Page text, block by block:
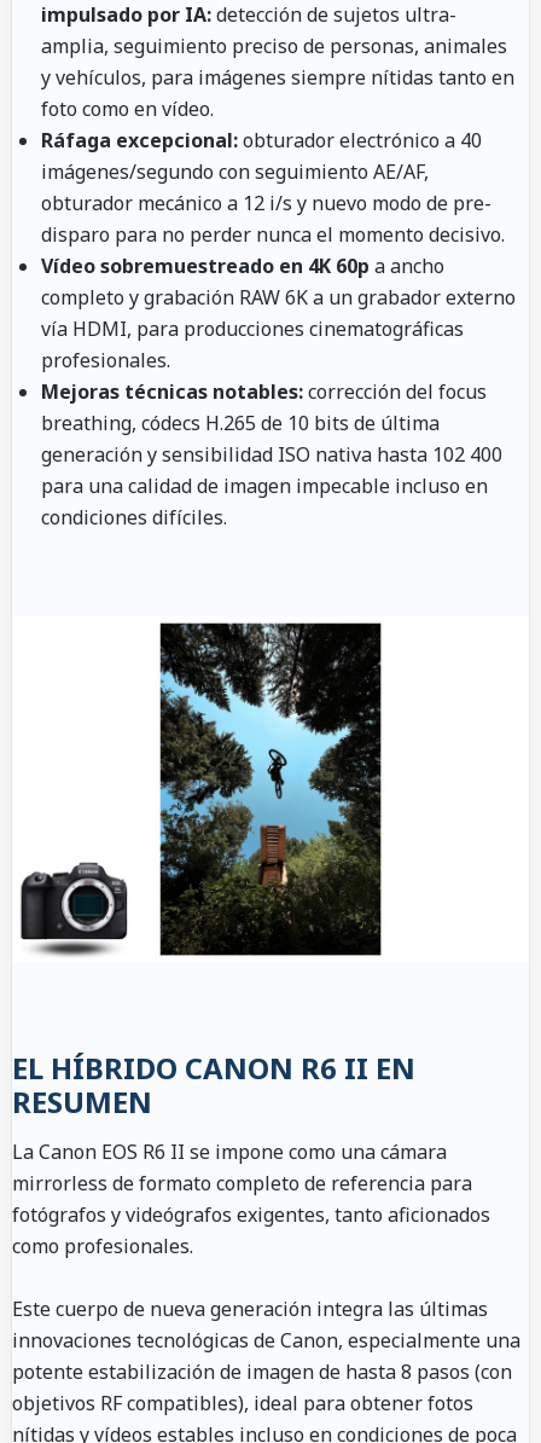
impulsado por IA:detección de sujetos ultra-
amplia, seguimiento preciso de personas, animales
y vehículos, para imágenes siempre nítidas tanto en
foto como en vídeo.
Ráfaga excepcional:obturador electrónico a 40
imágenes/segundo con seguimiento AE/AF,
obturador mecánico a 12 i/s y nuevo modo de pre-
disparo para no perder nunca el momento decisivo.
Vídeo sobremuestreado en 4K 60p a ancho
completo y grabación RAW 6K a un grabador externo
vía HDMI, para producciones cinematográficas
profesionales.
Mejoras técnicas notables:corrección del focus
breathing, códecs H.265 de 10 bits de última
generación y sensibilidad ISO nativa hasta 102 400
para una calidad de imagen impecable incluso en
condiciones difíciles.
EL HÍBRIDO CANON R6 II EN
RESUMEN
La Canon EOS R6 II se impone como una cámara
mirrorless de formato completo de referencia para
fotógrafos y videógrafos exigentes, tanto aficionados
como profesionales.
Este cuerpo de nueva generación integra las últimas
innovaciones tecnológicas de Canon, especialmente una
potente estabilización de imagen de hasta 8 pasos (con
objetivos RF compatibles), ideal para obtener fotos
nítidas y vídeos estables incluso en condiciones de poca